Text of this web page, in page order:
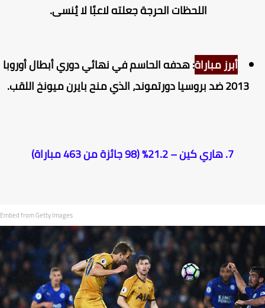
اللحظات الحرجة جعلته لاعبًا لا يُنسى.
أبرز مباراة: هدفه الحاسم في نهائي دوري أبطال أوروبا
2013 ضد بروسيا دورتموند، الذي منح بايرن ميونخ اللقب.
Embed from Getty Images